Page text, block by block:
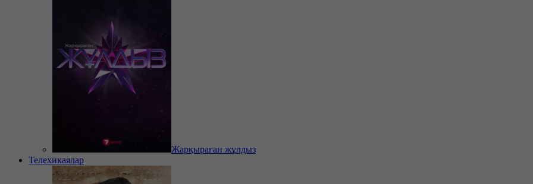
Жарқыраған жұлдыз
Телехикаялар